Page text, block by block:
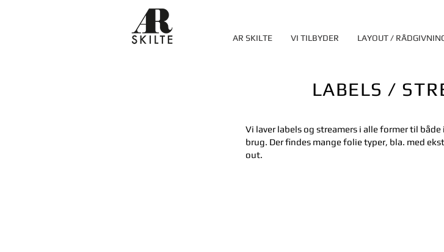
AR SKILTE VI TILBYDER LAYOUT /
LABELS /
Vi laver labels og streamers i alle former til
brug. Der findes mange folie typer, bla. med
out.